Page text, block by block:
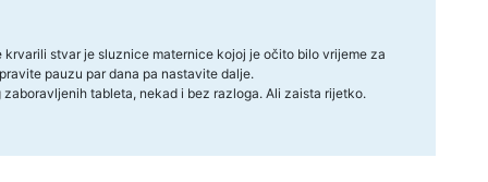
stvar je sluznice maternice kojoj je očito bilo vrijeme za
pauzu par dana pa nastavite dalje.
tableta, nekad i bez razloga. Ali zaista rijetko.